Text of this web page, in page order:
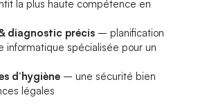
la plus haute compétence en
diagnostic précis – planification
informatique spécialisée pour un
d’hygiène – une sécurité bien
légales